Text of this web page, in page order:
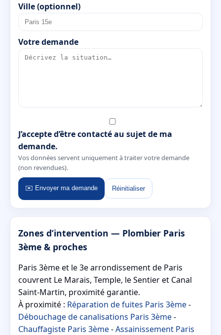
Ville (optionnel)
Votre demande
J’accepte d’être contacté au sujet de ma
demande.
Vos données servent uniquement à traiter votre demande
(non revendues).
✉️ Envoyer ma demande Réinitialiser
Zones d’intervention — Plombier Paris
3ème & proches
Paris 3ème et le 3e arrondissement de Paris
couvrent Le Marais, Temple, le Sentier et Canal
Saint-Martin, proximité garantie.
À proximité : Réparation de fuites Paris 3ème-
Débouchage de canalisations Paris 3ème-
Chauffagiste Paris 3ème-Assainissement Paris